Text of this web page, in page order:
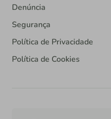
Denúncia
Segurança
Política de Privacidade
Política de Cookies